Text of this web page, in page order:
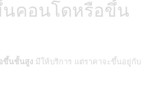
นคอนโดหรือขึ้น
ขึ้นชั้นสูง มีให้บริการ แต่ราคาจะขึ้นอยู่กับ